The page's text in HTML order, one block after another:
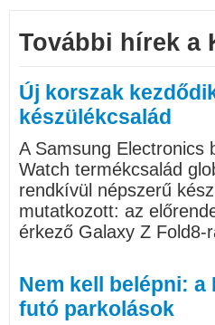
További hírek a
Új korszak
készülékcsalád
A Samsung Electronics
Watch termékcsalád
rendkívül népszerű
mutatkozott: az
érkező Galaxy Z Fold8-
Nem kell belépni:
futó parkolások